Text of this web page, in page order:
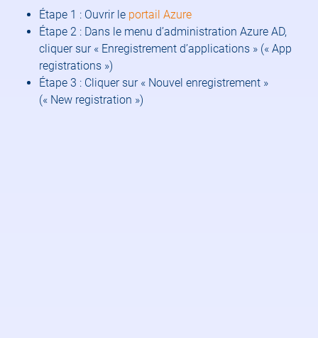
Étape 1 : Ouvrir le portail Azure
Étape 2 : Dans le menu d’administration Azure AD,
cliquer sur « Enregistrement d’applications » (« App
registrations »)
Étape 3 : Cliquer sur « Nouvel enregistrement »
(« New registration »)